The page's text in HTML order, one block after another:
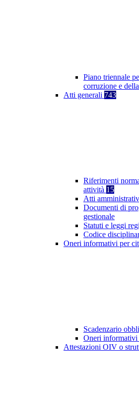
Piano triennale
corruzione e
Atti generali 743
Riferimenti
attività 15
Atti
Documenti di
gestionale
Statuti e leggi
Codice
Oneri informativi per
Scadenzario
Oneri informativi
Attestazioni OIV o